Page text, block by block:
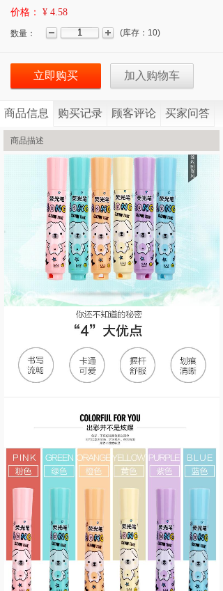
价格： ¥ 4.58
数量： (库存： 10)
立即购买 加入购物车
商品信息 购买记录 顾客评论 买家问答
商品描述